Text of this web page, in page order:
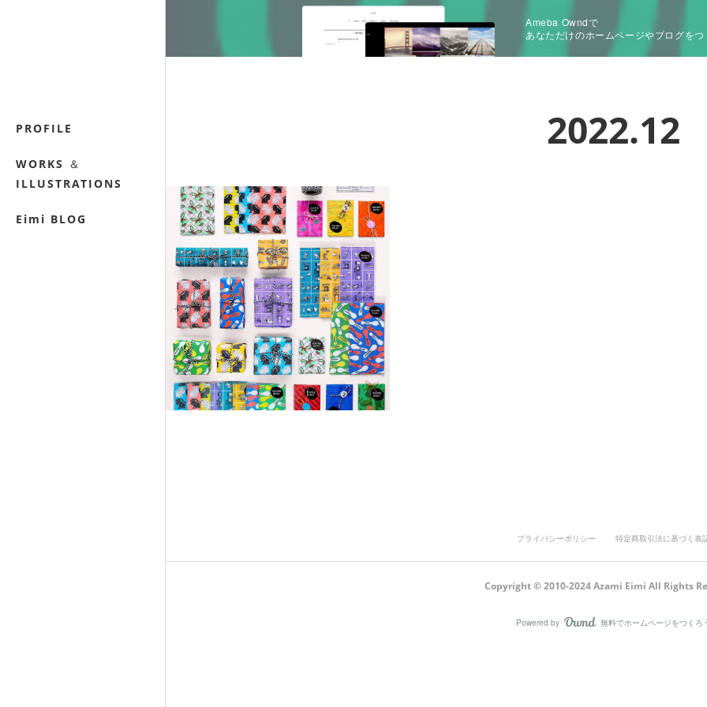
PROFILE
WORKS ＆
ILLUSTRATIONS
Eimi BLOG
Ameba Owndで
あなただけのホームページやブログをつ
2022.12
プライバシーポリシー 特定商取引法に基づく表
Copyright © 2010-2024 Azami Eimi All Rights
Powered by AmebaOwnd
無料でホームページをつくろ